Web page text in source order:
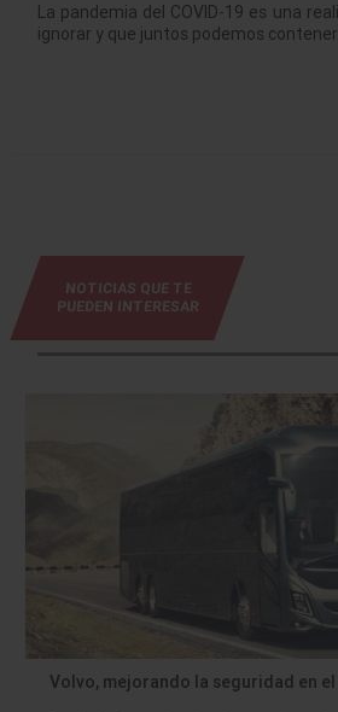
La pandemia del COVID-19 es una
ignorar y que juntos podemos contener.
NOTICIAS QUE TE
PUEDEN INTERESAR
Volvo, mejorando la seguridad en